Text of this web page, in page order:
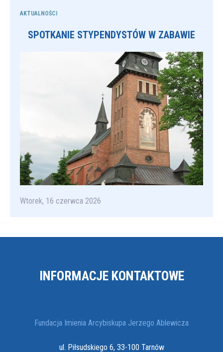
AKTUALNOŚCI
SPOTKANIE STYPENDYSTÓW W ZABAWIE
Wtorek, 16 czerwca 2026
INFORMACJE KONTAKTOWE
Fundacja Imienia Arcybiskupa Jerzego Ablewicza
ul. Piłsudskiego 6, 33-100 Tarnów